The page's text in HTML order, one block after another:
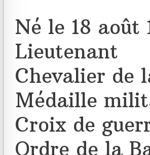
Né le 18 août
Lieutenant
Chevalier de
Médaille
Croix de
Ordre de la